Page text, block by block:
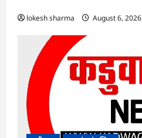
lokesh sharma August 6, 2026